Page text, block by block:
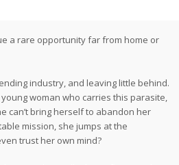
a rare opportunity far from home or
industry, and leaving little behind.
woman who carries this parasite,
can’t bring herself to abandon her
mission, she jumps at the
trust her own mind?